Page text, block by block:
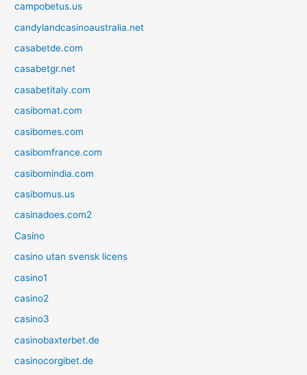
campobetus.us
candylandcasinoaustralia.net
casabetde.com
casabetgr.net
casabetitaly.com
casibomat.com
casibomes.com
casibomfrance.com
casibomindia.com
casibomus.us
casinadoes.com2
Casino
casino utan svensk licens
casino1
casino2
casino3
casinobaxterbet.de
casinocorgibet.de